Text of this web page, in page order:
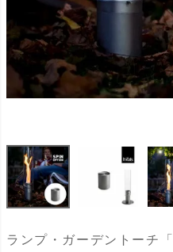
ランプ・ガーデントーチ